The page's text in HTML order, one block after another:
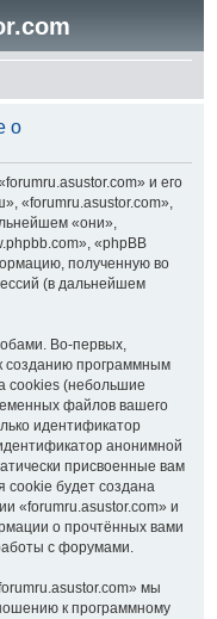
о
и его
«forumru.asustor.com»,
«они»,
«phpBB
полученную во
(в дальнейшем
Во-первых,
созданию программным
cookies (небольшие
файлов вашего
идентификатор
анонимной
присвоенные вам
cookie будет создана
«forumru.asustor.com» и
о прочтённых вами
с форумами.
мы
к программному